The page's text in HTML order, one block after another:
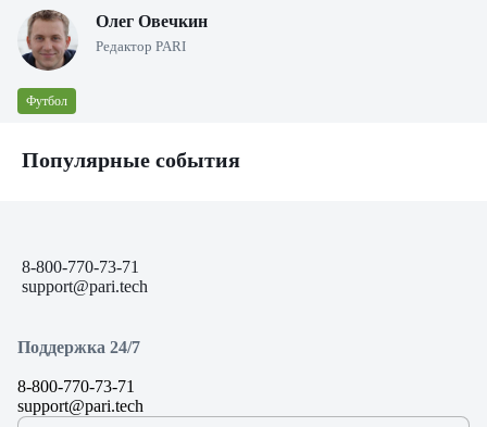
Олег Овечкин
Редактор PARI
Футбол
Популярные события
8-800-770-73-71
support@pari.tech
Поддержка 24/7
8-800-770-73-71
support@pari.tech